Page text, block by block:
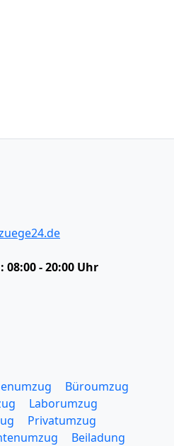
08:00 - 20:00 Uhr
Büroumzug
Laborumzug
Privatumzug
Beiladung